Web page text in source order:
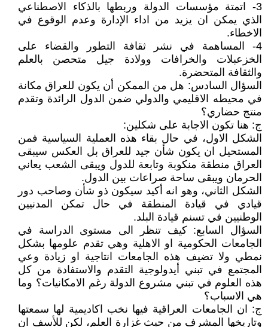
3- اتمتة مؤسسات الدولة وربطها بالذكاء الاصطناعي
الذي يمكن ان يزيد من اداء الإدارة وعدم الوقوع في
الاخطاء.
4- المساهمة في نشر ثقافة التطور والقضاء على
الخزعبلات والخرافات وولادة جيل متحصن بالعلم
والثقافة المتحضرة.
السؤال السادس: هل من الممكن أن يكون للعراق مكانة
في محيطه الاقليمي والدولي ضمن الدول الرائدة وتقدم
منتج حضاري؟
ج: هنا تكون الاجابة على شكلين:
الشكل الاول، في حال بقاء هذه العملية السياسية فمن
المستحيل ان يكون شأن جيد للعراق بل العكس سيبقى
العراق منطقة منكوبة وتابعة للدول ويبقى الشعب يعاني
الحرمان ويبقى ساحة صراعات بين الدول.
الشكل الثاني، وهو انه أكيد سيكون ذو شأن وصاحب دور
قيادي في قيادة المنطقة في حال تمكن المدنيين
الوطنيين في تسنم قيادة البلد.
السؤال السابع: كيف تنظر الى مستوى الدراسة في
الجامعات الحكومية او الاهلية وهي تقدم علومها بشكل
نمطي ولا تضيف هذه الجامعات انتاجية او زيادة وعي
المجتمع في تبني أيدولوجية التقدم والاستفادة من كل
هذه العلوم في تبني مشروع الدولة رغم الامكانيات؟ وما
هي الاسباب؟
ج: ان الجامعات العراقية فيها نخب اكاديمية لها سمعتها
وتاريخها المشرف من حيث غزارة العلم، لكن للأسف ان